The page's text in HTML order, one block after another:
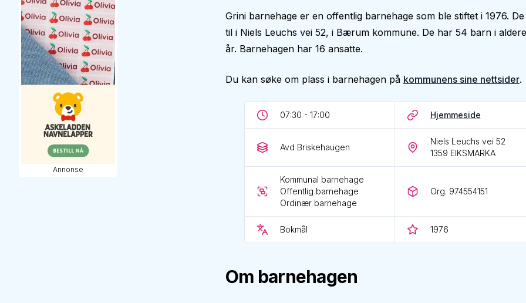
Annonse
Grini barnehage er en offentlig barnehage som ble stiftet i 1976.
til i Niels Leuchs vei 52, i Bærum kommune. De har 54 barn i
år. Barnehagen har 16 ansatte.
Du kan søke om plass i barnehagen på kommunens sine nettsider.
07:30 - 17:00 Hjemmeside
Avd Briskehaugen
Niels Leuchs vei 52
1359 EIKSMARKA
Kommunal barnehage
Offentlig barnehage
Ordinær barnehage
Org. 974554151
Bokmål 1976
Om barnehagen